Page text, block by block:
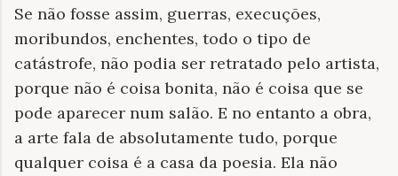
Se não fosse assim, guerras, execuções,
moribundos, enchentes, todo o tipo de
catástrofe, não podia ser retratado pelo artista,
porque não é coisa bonita, não é coisa que se
pode aparecer num salão. E no entanto a obra,
a arte fala de absolutamente tudo, porque
qualquer coisa é a casa da poesia. Ela não